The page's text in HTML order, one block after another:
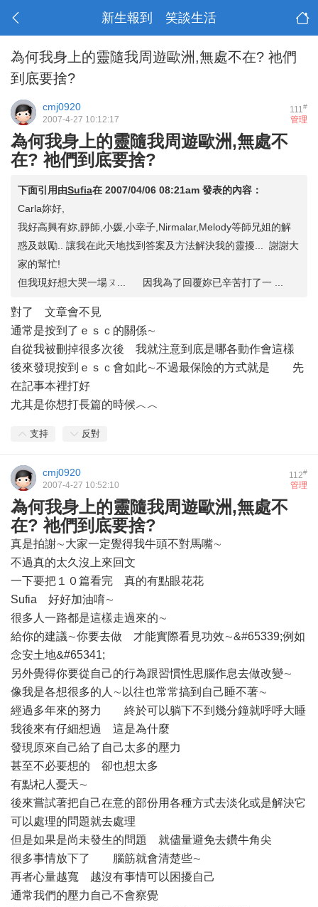
新生報到 笑談生活
為何我身上的靈隨我周遊歐洲,無處不在? 祂們
到底要捨?
111#
cmj0920
管理
2007-4-27 10:12:17
為何我身上的靈隨我周遊歐洲,無處不
在? 祂們到底要捨?
下面引用由Sufia在 2007/04/06 08:21am 發表的內容：
Carla妳好,
我好高興有妳,靜師,小媛,小幸子,Nirmalar,Melody等師兄姐的解
惑及鼓勵.. 讓我在此天地找到答案及方法解決我的靈擾... 謝謝大
家的幫忙!
但我現好想大哭一場ㄡ... 因我為了回覆妳已辛苦打了一 ...
對了 文章會不見
通常是按到了ｅｓｃ的關係∼
自從我被刪掉很多次後 我就注意到底是哪各動作會這樣
後來發現按到ｅｓｃ會如此∼不過最保險的方式就是 先
在記事本裡打好
尤其是你想打長篇的時候︿︿
支持 反對
112#
cmj0920
管理
2007-4-27 10:52:10
為何我身上的靈隨我周遊歐洲,無處不
在? 祂們到底要捨?
真是拍謝∼大家一定覺得我牛頭不對馬嘴∼
不過真的太久沒上來回文
一下要把１０篇看完 真的有點眼花花
Sufia 好好加油唷∼
很多人一路都是這樣走過來的∼
給你的建議∼你要去做 才能實際看見功效∼&#65339;例如
念安土地&#65341;
另外覺得你要從自己的行為跟習慣性思腦作息去做改變∼
像我是各想很多的人∼以往也常常搞到自己睡不著∼
經過多年來的努力 終於可以躺下不到幾分鐘就呼呼大睡
我後來有仔細想過 這是為什麼
發現原來自己給了自己太多的壓力
甚至不必要想的 卻也想太多
有點杞人憂天∼
後來嘗試著把自己在意的部份用各種方式去淡化或是解決它
可以處理的問題就去處理
但是如果是尚未發生的問題 就儘量避免去鑽牛角尖
很多事情放下了 腦筋就會清楚些∼
再者心量越寬 越沒有事情可以困擾自己
通常我們的壓力自己不會察覺